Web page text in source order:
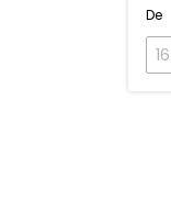
De